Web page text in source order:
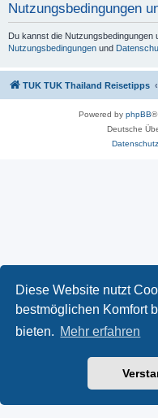
Diese Website nutzt
bestmöglichen Komfort
bieten. Mehr erfahren
Nutzungsbedingungen
Du kannst die Nutzungsbedingungen
Nutzungsbedingungen und
TUK TUK Thailand Reisetipps
Powered by phpBB®
Deutsche
Datenschutz